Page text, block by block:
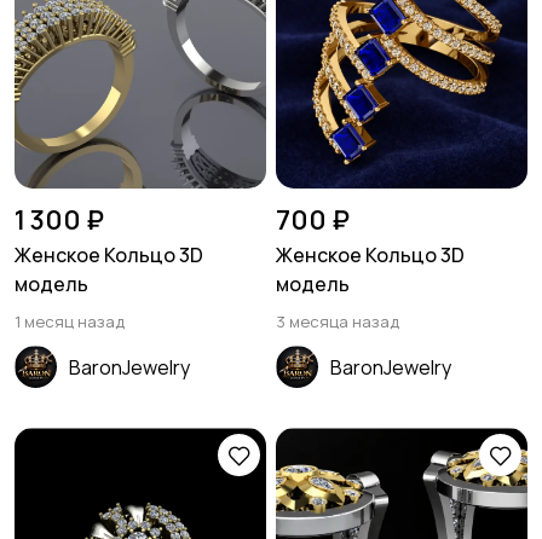
1 300 ₽
Женское Кольцо 3D
модель
1 месяц назад
BaronJewelry
700 ₽
Женское Кольцо 3D
модель
3 месяца назад
BaronJewelry